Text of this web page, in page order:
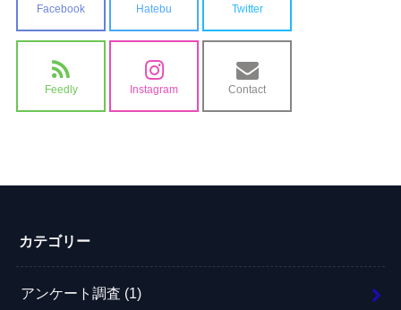
Facebook Hatebu Twitter
Feedly Instagram Contact
カテゴリー
アンケート調査 (1)